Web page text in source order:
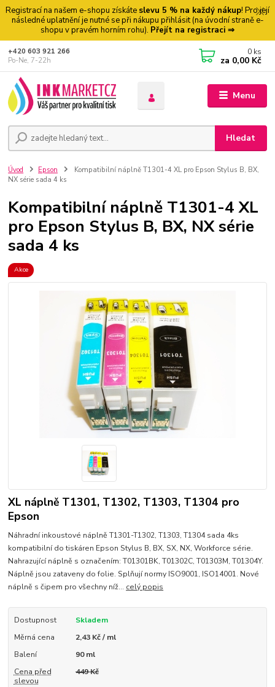
Registrací na našem e-shopu získáte slevu 5 % na každý nákup! Pro její
následné uplatnění je nutné se při nákupu přihlásit (na úvodní straně e-
shopu v pravém horním rohu). Přejít na registraci ⇒
Menu
Hledat
+420 603 921 266
Po-Ne, 7-22h
0 ks
za 0,00 Kč
Úvod Epson
Kompatibilní náplně T1301-4 XL pro Epson Stylus B, BX,
NX série sada 4 ks
Kompatibilní náplně T1301-4 XL
pro Epson Stylus B, BX, NX série
sada 4 ks
Akce
XL náplně T1301, T1302, T1303, T1304 pro
Epson
Náhradní inkoustové náplně T1301-T1302, T1303, T1304 sada 4ks
kompatibilní do tiskáren Epson Stylus B, BX, SX, NX, Workforce série.
Nahrazující náplně s označením: T01301BK, T01302C, T01303M, T01304Y.
Náplně jsou zataveny do folie. Splňují normy ISO9001, ISO14001. Nové
náplně s čipem pro všechny níž... celý popis
Dostupnost
Skladem
Měrná cena
2,43 Kč / ml
Balení
90 ml
Cena před
slevou
449 Kč